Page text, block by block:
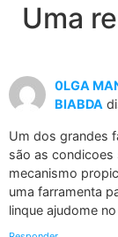
Uma
0LGA
BIABDA
Um dos grandes
são as condicoes
mecanismo
uma farramenta
linque ajudome